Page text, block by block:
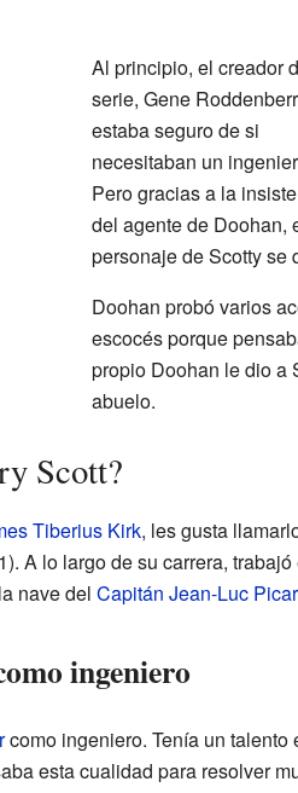
Al principio, el creador
serie, Gene
estaba seguro de si
necesitaban un
Pero gracias a la
del agente de Doohan,
personaje de Scotty se
Doohan probó varios
escocés porque
propio Doohan le dio a
abuelo.
Scott?
Tiberius Kirk, les gusta
A lo largo de su carrera,
nave del Capitán Jean-Luc
ingeniero
como ingeniero. Tenía un talento
esta cualidad para resolver